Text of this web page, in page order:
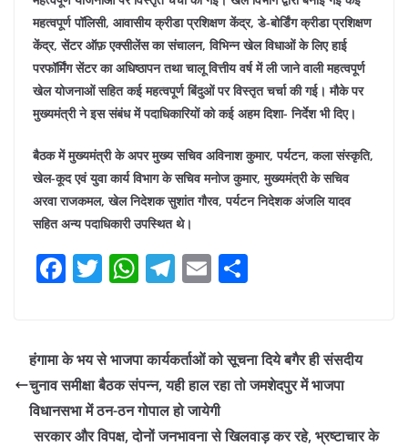
महत्वपूर्ण पॉलिसी, आवासीय क्रीडा प्रशिक्षण केंद्र, डे-बोर्डिंग क्रीडा प्रशिक्षण
केंद्र, सेंटर ऑफ़ एक्सीलेंस का संचालन, विभिन्न खेल विधाओं के लिए हाई
परफॉर्मिंग सेंटर का अधिष्ठापन तथा चालू वित्तीय वर्ष में ली जाने वाली महत्वपूर्ण
खेल योजनाओं सहित कई महत्वपूर्ण बिंदुओं पर विस्तृत चर्चा की गई। मौके पर
मुख्यमंत्री ने इस संबंध में पदाधिकारियों को कई अहम दिशा- निर्देश भी दिए।
बैठक में मुख्यमंत्री के अपर मुख्य सचिव अविनाश कुमार, पर्यटन, कला संस्कृति,
खेल-कूद एवं युवा कार्य विभाग के सचिव मनोज कुमार, मुख्यमंत्री के सचिव
अरवा राजकमल, खेल निदेशक सुशांत गौरव, पर्यटन निदेशक अंजलि यादव
सहित अन्य पदाधिकारी उपस्थित थे।
F
e
b
o
T
er
W
s
A
p
T
gr
a
m
E
l e
हंगामा के भय से भाजपा कार्यकर्ताओं को सूचना दिये बगैर ही संसदीय
चुनाव समीक्षा बैठक संपन्न, यही हाल रहा तो जमशेदपुर में भाजपा
विधानसभा में ठन-ठन गोपाल हो जायेगी
सरकार और विपक्ष, दोनों जनभावना से खिलवाड़ कर रहे, भ्रष्टाचार के